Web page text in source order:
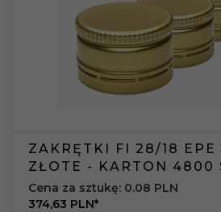
ZAKRĘTKI FI 28/18 EPE
ZŁOTE - KARTON 4800
374,63 PLN*
Cena za sztukę: 0.08 PLN